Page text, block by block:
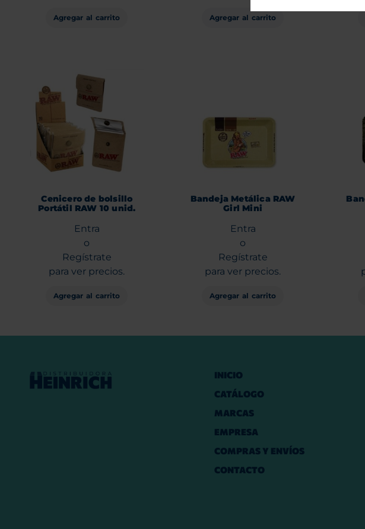
Agregar al carrito Agregar al carrito
Cenicero de bolsillo
Portátil RAW 10 unid.
Entra
o
Regístrate
para ver precios.
Agregar al carrito
Bandeja Metálica RAW
Girl Mini
Entra
o
Regístrate
para ver precios.
Agregar al carrito
INICIO
CATÁLOGO
MARCAS
EMPRESA
COMPRAS Y ENVÍOS
CONTACTO